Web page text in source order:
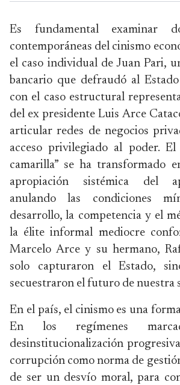
Es fundamental examinar
contemporáneas del cinismo
el caso individual de Juan Pari,
bancario que defraudó al
con el caso estructural
del ex presidente Luis Arce
articular redes de negocios
acceso privilegiado al poder. El
camarilla” se ha transformado
apropiación sistémica del
anulando las condiciones
desarrollo, la competencia y el
la élite informal mediocre
Marcelo Arce y su hermano,
solo capturaron el Estado,
secuestraron el futuro de nuestra
En el país, el cinismo es una
En los regímenes
desinstitucionalización
corrupción como norma de
de ser un desvío moral, para